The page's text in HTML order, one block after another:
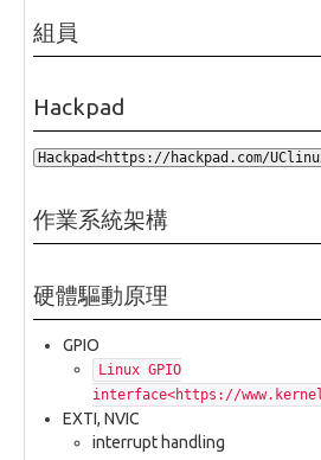
可列印版本
登入 / 註冊帳號
組員
Hackpad
Hackpad<https://hackpad.com/
作業系統架構
硬體驅動原理
GPIO
Linux GPIO
interface<https://
EXTI, NVIC
interrupt handling